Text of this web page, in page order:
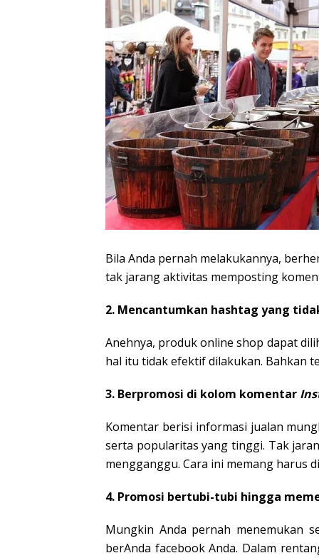
Bila Anda pernah melakukannya,
tak jarang aktivitas memposting
2. Mencantumkan hashtag yang
Anehnya, produk online shop dapat
hal itu tidak efektif dilakukan. Bahkan
3. Berpromosi di kolom komentar
Komentar berisi informasi jualan
serta popularitas yang tinggi. Tak
mengganggu. Cara ini memang harus
4. Promosi bertubi-tubi hingga
Mungkin Anda pernah menemukan
berAnda facebook Anda. Dalam